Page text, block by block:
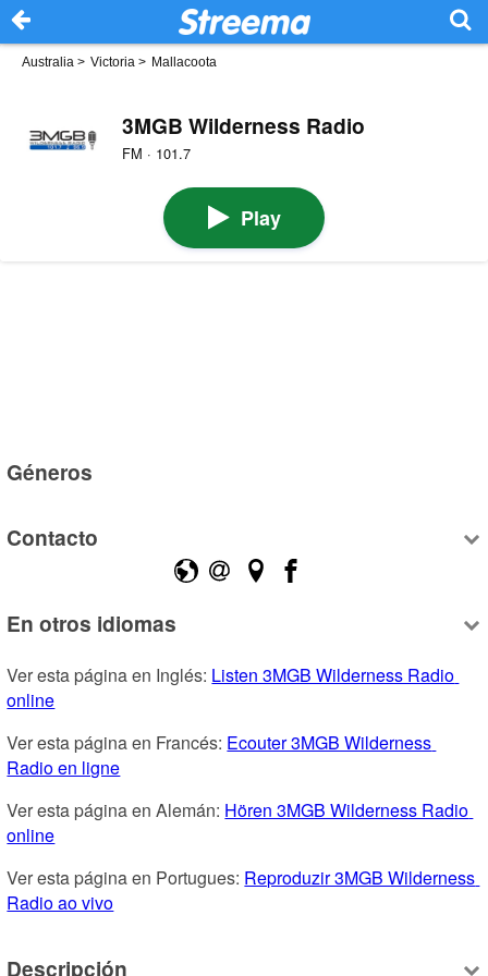
Australia > Victoria > Mallacoota
3MGB Wilderness Radio
FM · 101.7
Play
Géneros
Contacto
En otros idiomas
Ver esta página en Inglés: Listen 3MGB Wilderness Radio
online
Ver esta página en Francés: Ecouter 3MGB Wilderness
Radio en ligne
Ver esta página en Alemán: Hören 3MGB Wilderness Radio
online
Ver esta página en Portugues: Reproduzir 3MGB Wilderness
Radio ao vivo
Descripción